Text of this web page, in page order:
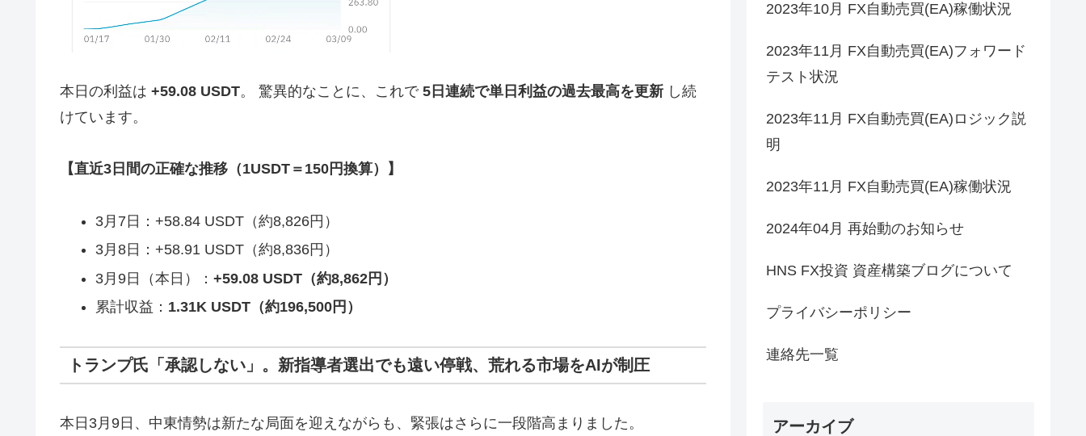
本日の利益は +59.08 USDT。 驚異的なことに、これで 5日連続で単日利益の過去最高を更新 し続
けています。
【直近3日間の正確な推移（1USDT＝150円換算）】
3月7日：+58.84 USDT（約8,826円）
3月8日：+58.91 USDT（約8,836円）
3月9日（本日）： +59.08 USDT（約8,862円）
累計収益： 1.31K USDT（約196,500円）
トランプ氏「承認しない」。新指導者選出でも遠い停戦、荒れる市場をAIが制圧
本日3月9日、中東情勢は新たな局面を迎えながらも、緊張はさらに一段階高まりました。
2023年10月 FX自動売買(EA)稼働状況
2023年11月 FX自動売買(EA)フォワード
テスト状況
2023年11月 FX自動売買(EA)ロジック説
明
2023年11月 FX自動売買(EA)稼働状況
2024年04月 再始動のお知らせ
HNS FX投資 資産構築ブログについて
プライバシーポリシー
連絡先一覧
アーカイブ